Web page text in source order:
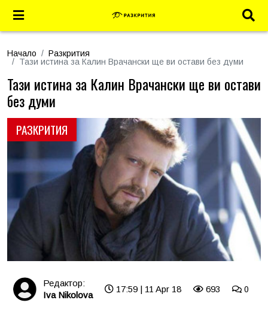
Начало
Разкрития
Тази истина за Калин Врачански ще ви остави без думи
РАЗКРИТИЯ
Тази истина за Калин Врачански ще ви остави
без думи
Редактор:
Iva Nikolova
17:59 | 11 Apr 18 693 0